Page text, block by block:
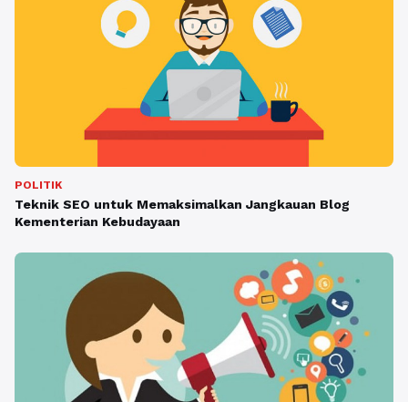
POLITIK
Teknik SEO untuk Memaksimalkan Jangkauan Blog
Kementerian Kebudayaan